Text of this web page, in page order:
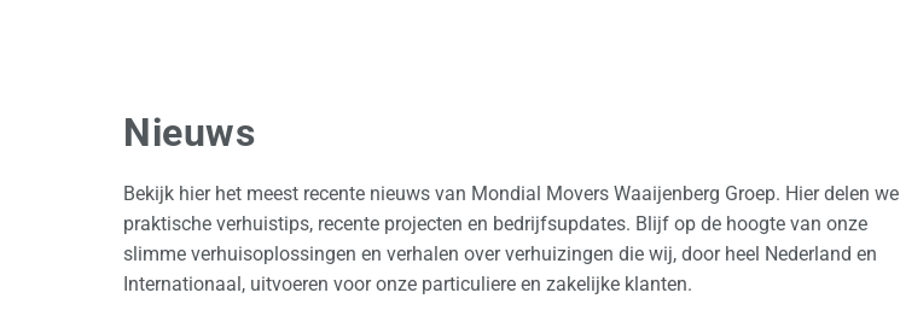
Nieuws
Bekijk hier het meest recente nieuws van Mondial Movers Waaijenberg Groep. Hier delen we
praktische verhuistips, recente projecten en bedrijfsupdates. Blijf op de hoogte van onze
slimme verhuisoplossingen en verhalen over verhuizingen die wij, door heel Nederland en
Internationaal, uitvoeren voor onze particuliere en zakelijke klanten.